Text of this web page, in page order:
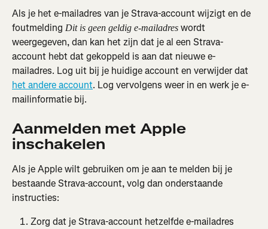
Als je het e-mailadres van je Strava-account wijzigt en de
foutmelding Dit is geen geldig e-mailadres wordt
weergegeven, dan kan het zijn dat je al een Strava-
account hebt dat gekoppeld is aan dat nieuwe e-
mailadres. Log uit bij je huidige account en verwijder dat
het andere account. Log vervolgens weer in en werk je e-
mailinformatie bij.
Aanmelden met Apple
inschakelen
Als je Apple wilt gebruiken om je aan te melden bij je
bestaande Strava-account, volg dan onderstaande
instructies:
Zorg dat je Strava-account hetzelfde e-mailadres